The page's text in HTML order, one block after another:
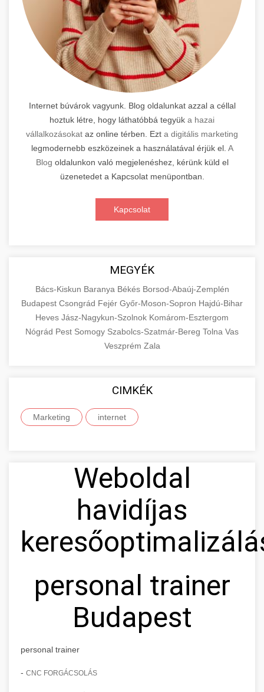
Internet búvárok vagyunk. Blog oldalunkat azzal a céllal
hoztuk létre, hogy láthatóbbá tegyük a hazai
vállalkozásokat az online térben. Ezt a digitális marketing
legmodernebb eszközeinek a használatával érjük el. A
Blog oldalunkon való megjelenéshez, kérünk küld el
üzenetedet a Kapcsolat menüpontban.
Kapcsolat
MEGYÉK
Bács-Kiskun Baranya Békés Borsod-Abaúj-Zemplén
Budapest Csongrád Fejér Győr-Moson-Sopron Hajdú-Bihar
Heves Jász-Nagykun-Szolnok Komárom-Esztergom
Nógrád Pest Somogy Szabolcs-Szatmár-Bereg Tolna Vas
Veszprém Zala
CIMKÉK
Marketing internet
Weboldal
havidíjas
personal trainer
Budapest
personal trainer
- CNC FORGÁCSOLÁS